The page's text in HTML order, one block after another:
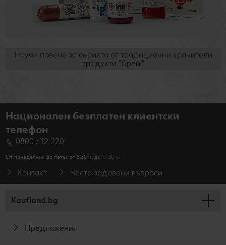
Научи повече за серията от традиционни хранители
продукти "Брей!"
Национален безплатен клиентски
телефон
0800 / 12 220
От понеделник до петък от 8.30 ч. до 17.30 ч.
Контакт Често задавани въпроси
Kaufland.bg
Предложения